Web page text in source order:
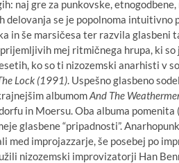
naj gre za punkovske,
se je popolnoma intuitivno
in še marsičesa ter razvila glasbeni
mej ritmičnega hrupa, ki
ko so ti nizozemski anarhisti v
Lock (1991). Uspešno glasbeno
albumomAnd The
in Moersu. Oba albuma pomenita
glasbene “pripadnosti”.
improjazzarje, še posebej po
nizozemski improvizatorji Han